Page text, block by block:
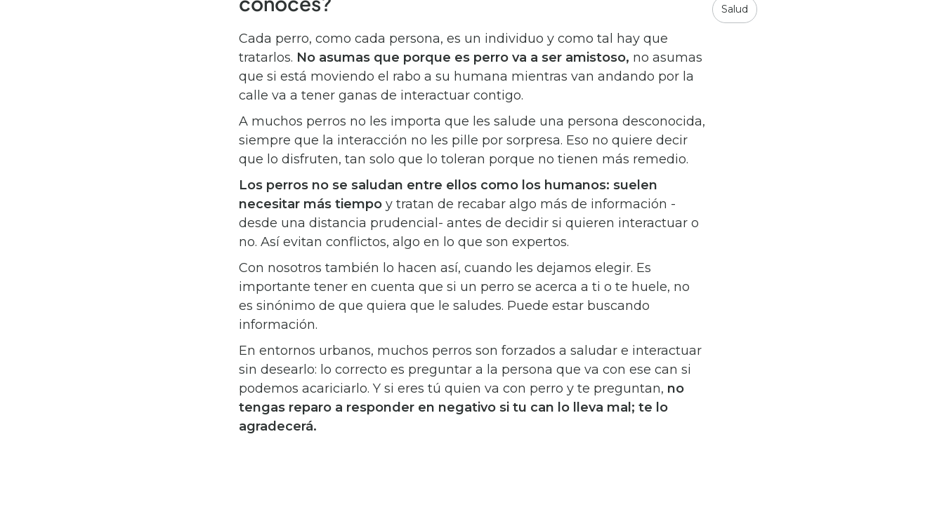
Cada perro, como cada persona, es un individuo y como tal hay que
tratarlos. No asumas que porque es perro va a ser amistoso, no asumas
que si está moviendo el rabo a su humana mientras van andando por la
calle va a tener ganas de interactuar contigo.
A muchos perros no les importa que les salude una persona desconocida,
siempre que la interacción no les pille por sorpresa. Eso no quiere decir
que lo disfruten, tan solo que lo toleran porque no tienen más remedio.
Los perros no se saludan entre ellos como los humanos: suelen
necesitar más tiempo y tratan de recabar algo más de información -
desde una distancia prudencial- antes de decidir si quieren interactuar o
no. Así evitan conflictos, algo en lo que son expertos.
Con nosotros también lo hacen así, cuando les dejamos elegir. Es
importante tener en cuenta que si un perro se acerca a ti o te huele, no
es sinónimo de que quiera que le saludes. Puede estar buscando
información.
En entornos urbanos, muchos perros son forzados a saludar e interactuar
sin desearlo: lo correcto es preguntar a la persona que va con ese can si
podemos acariciarlo. Y si eres tú quien va con perro y te preguntan, no
tengas reparo a responder en negativo si tu can lo lleva mal; te lo
agradecerá.
Salud